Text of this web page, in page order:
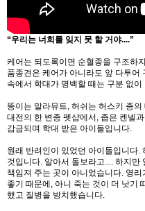
“우리는 너희를 잊지 못 할 거야....”
케어는 되도록이면 순혈종을 구조하
품종견은 케어가 아니라도 앞 다투어
속에서 학대가 명백할 때는 구분 없이
뚱이는 말라뮤트, 허쉬는 허스키 종의
대전의 한 변종 펫샵에서, 좁은 켄넬
감금되며 학대 받은 아이들입니다.
원래 반려인이 있었던 아이들입니다.
것입니다. 알아서 돌보라고.... 하지
책임져 주는 곳이 아니었습니다. 영
좋기 때문에, 아니 죽는 것이 더 낫기
했고 질병을 방치했습니다.